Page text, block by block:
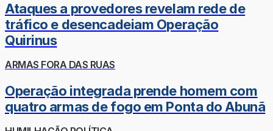
Ataques a provedores revelam rede de
tráfico e desencadeiam Operação
Quirinus
ARMAS FORA DAS RUAS
Operação integrada prende homem com
quatro armas de fogo em Ponta do Abunã